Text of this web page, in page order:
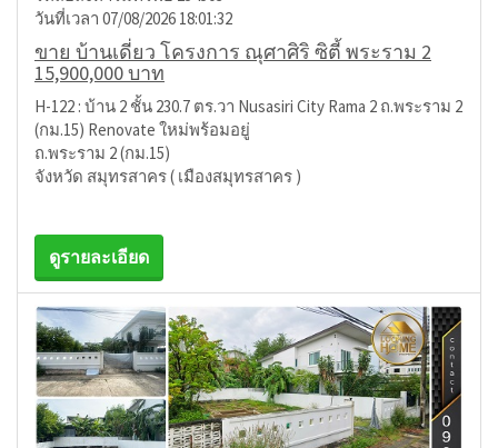
วันที่เวลา 07/08/2026 18:01:32
ขาย บ้านเดี่ยว โครงการ ณุศาศิริ ซิตี้ พระราม 2
15,900,000 บาท
H-122 : บ้าน 2 ชั้น 230.7 ตร.วา Nusasiri City Rama 2 ถ.พระราม 2
(กม.15) Renovate ใหม่พร้อมอยู่
ถ.พระราม 2 (กม.15)
จังหวัด สมุทรสาคร ( เมืองสมุทรสาคร )
ดูรายละเอียด